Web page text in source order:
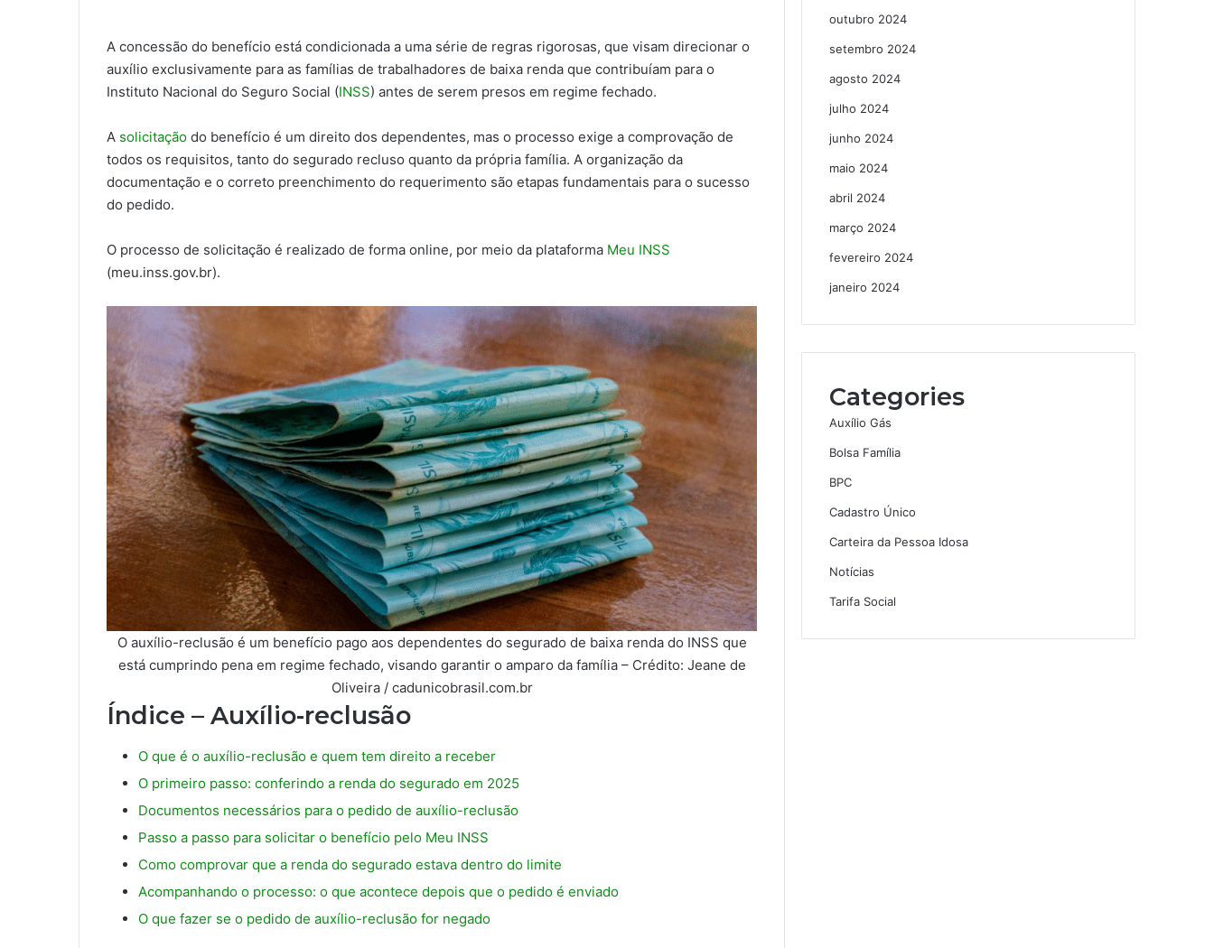
A concessão do benefício está condicionada a uma série de regras rigorosas, que visam direcionar o
auxílio exclusivamente para as famílias de trabalhadores de baixa renda que contribuíam para o
Instituto Nacional do Seguro Social (INSS) antes de serem presos em regime fechado.
A solicitação do benefício é um direito dos dependentes, mas o processo exige a comprovação de
todos os requisitos, tanto do segurado recluso quanto da própria família. A organização da
documentação e o correto preenchimento do requerimento são etapas fundamentais para o sucesso
do pedido.
O processo de solicitação é realizado de forma online, por meio da plataforma Meu INSS
(meu.inss.gov.br).
O auxílio-reclusão é um benefício pago aos dependentes do segurado de baixa renda do INSS que
está cumprindo pena em regime fechado, visando garantir o amparo da família – Crédito: Jeane de
Oliveira / cadunicobrasil.com.br
Índice – Auxílio-reclusão
O que é o auxílio-reclusão e quem tem direito a receber
O primeiro passo: conferindo a renda do segurado em 2025
Documentos necessários para o pedido de auxílio-reclusão
Passo a passo para solicitar o benefício pelo Meu INSS
Como comprovar que a renda do segurado estava dentro do limite
Acompanhando o processo: o que acontece depois que o pedido é enviado
O que fazer se o pedido de auxílio-reclusão for negado
outubro 2024
setembro 2024
agosto 2024
julho 2024
junho 2024
maio 2024
abril 2024
março 2024
fevereiro 2024
janeiro 2024
Categories
Auxílio Gás
Bolsa Família
BPC
Cadastro Único
Carteira da Pessoa Idosa
Notícias
Tarifa Social